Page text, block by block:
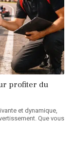
profiter du
et dynamique,
Que vous